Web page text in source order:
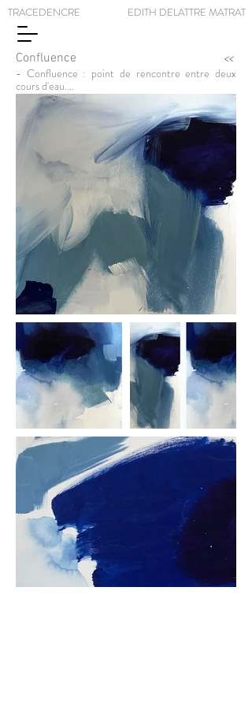
TRACEDENCRE EDITH DELATTRE MATRAT
Confluence
<<
- Confluence : point de rencontre entre deux
cours d'eau.
- Fait de confluer : convergence de deux ou
plusieurs choses abstraites ;
- En biologie : espace entre les cellules d'un
organisme.